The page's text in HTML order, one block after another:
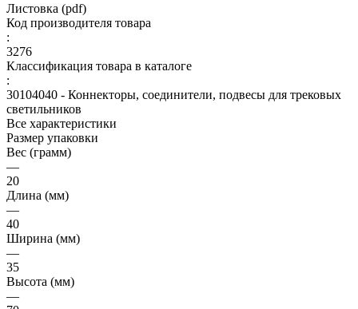
Листовка (pdf)
Код производителя товара
:
3276
Классификация товара в каталоге
:
30104040 - Коннекторы, соединители, подвесы для трековых
светильников
Все характеристики
Размер упаковки
Вес (грамм)
—
20
Длина (мм)
—
40
Ширина (мм)
—
35
Высота (мм)
—